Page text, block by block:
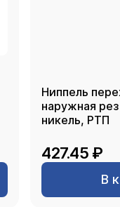
Ниппель
наружная
никель, РТП
427.45 ₽
В